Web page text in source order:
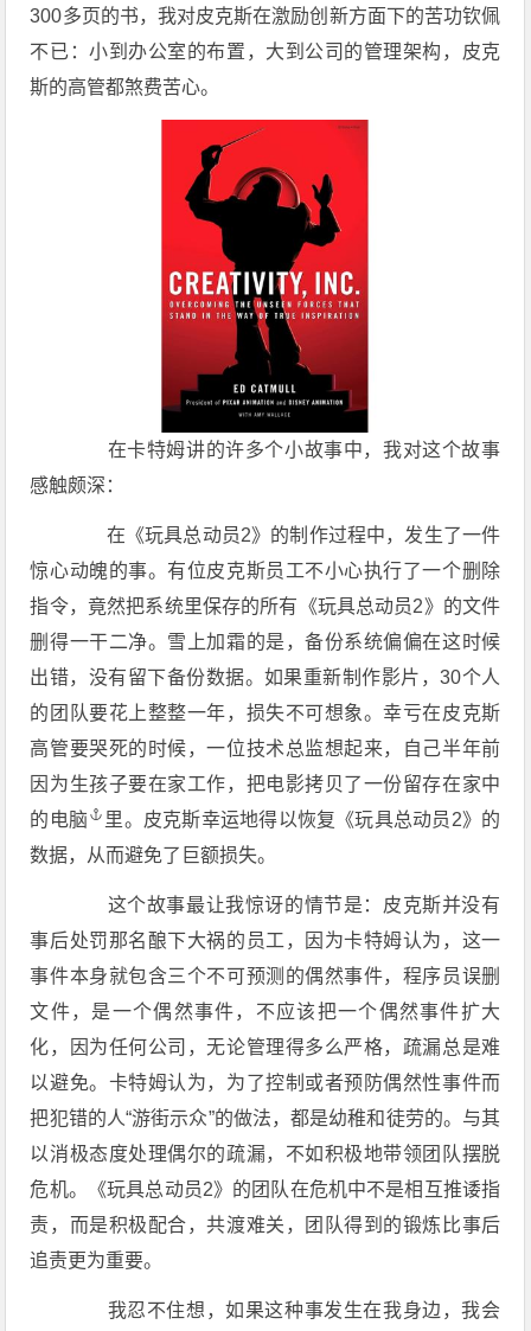
300多页的书，我对皮克斯在激励创新方面下的苦功钦佩
不已：小到办公室的布置，大到公司的管理架构，皮克
斯的高管都煞费苦心。
在卡特姆讲的许多个小故事中，我对这个故事
感触颇深：
在《玩具总动员2》的制作过程中，发生了一件
惊心动魄的事。有位皮克斯员工不小心执行了一个删除
指令，竟然把系统里保存的所有《玩具总动员2》的文件
删得一干二净。雪上加霜的是，备份系统偏偏在这时候
出错，没有留下备份数据。如果重新制作影片，30个人
的团队要花上整整一年，损失不可想象。幸亏在皮克斯
高管要哭死的时候，一位技术总监想起来，自己半年前
因为生孩子要在家工作，把电影拷贝了一份留存在家中
的 电脑
里。皮克斯幸运地得以恢复《玩具总动员2》的
数据，从而避免了巨额损失。
这个故事最让我惊讶的情节是：皮克斯并没有
事后处罚那名酿下大祸的员工，因为卡特姆认为，这一
事件本身就包含三个不可预测的偶然事件，程序员误删
文件，是一个偶然事件，不应该把一个偶然事件扩大
化，因为任何公司，无论管理得多么严格，疏漏总是难
以避免。卡特姆认为，为了控制或者预防偶然性事件而
把犯错的人“游街示众”的做法，都是幼稚和徒劳的。与其
以消极态度处理偶尔的疏漏，不如积极地带领团队摆脱
危机。《玩具总动员2》的团队在危机中不是相互推诿指
责，而是积极配合，共渡难关，团队得到的锻炼比事后
追责更为重要。
我忍不住想，如果这种事发生在我身边，我会